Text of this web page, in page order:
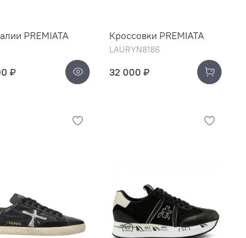
PREMIATA
₽
Кроссовки PREMIATA
LAURYN8186
32 000 ₽